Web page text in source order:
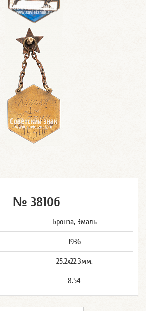
№ 3810б
Бронза, Эмаль
1936
25.2x22.3мм.
8.54